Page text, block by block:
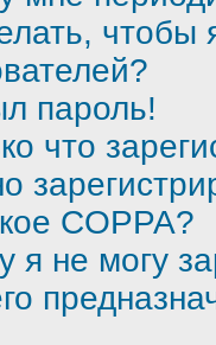
чтобы
пароль!
что
COPPA?
я не могу